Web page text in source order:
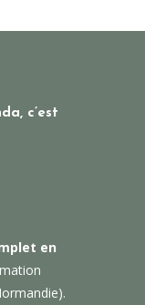
c’est
en